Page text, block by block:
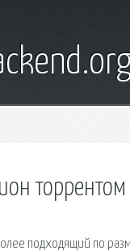
подходящий по